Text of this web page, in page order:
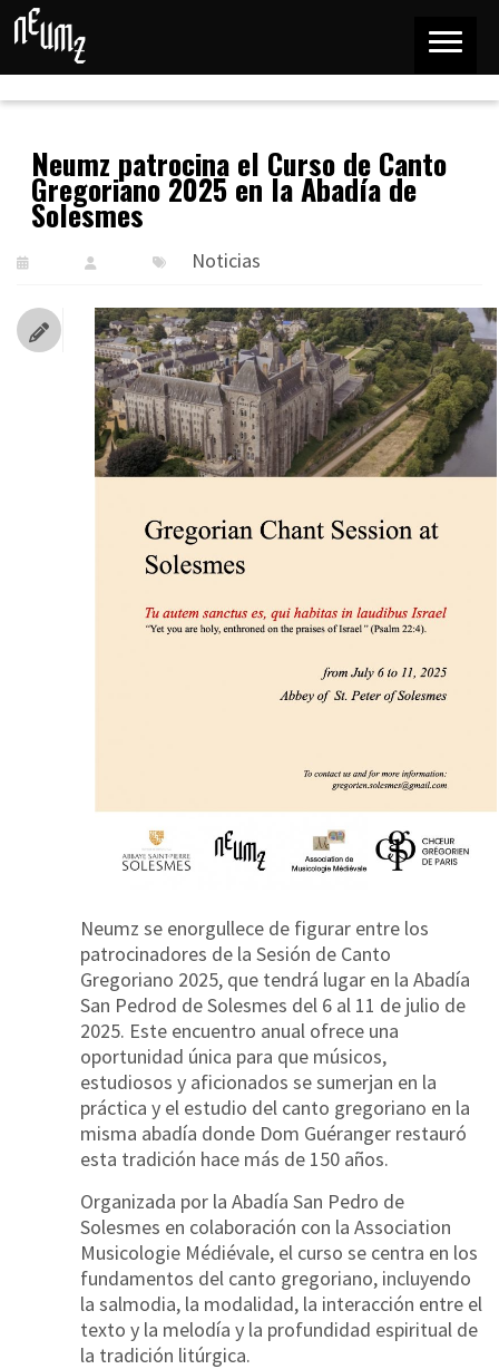
Neumz patrocina el Curso de Canto
Gregoriano 2025 en la Abadía de
Solesmes
Noticias
Neumz se enorgullece de figurar entre los
patrocinadores de la Sesión de Canto
Gregoriano 2025, que tendrá lugar en la Abadía
San Pedrod de Solesmes del 6 al 11 de julio de
2025. Este encuentro anual ofrece una
oportunidad única para que músicos,
estudiosos y aficionados se sumerjan en la
práctica y el estudio del canto gregoriano en la
misma abadía donde Dom Guéranger restauró
esta tradición hace más de 150 años.
Organizada por la Abadía San Pedro de
Solesmes en colaboración con la Association
Musicologie Médiévale, el curso se centra en los
fundamentos del canto gregoriano, incluyendo
la salmodia, la modalidad, la interacción entre el
texto y la melodía y la profundidad espiritual de
la tradición litúrgica.